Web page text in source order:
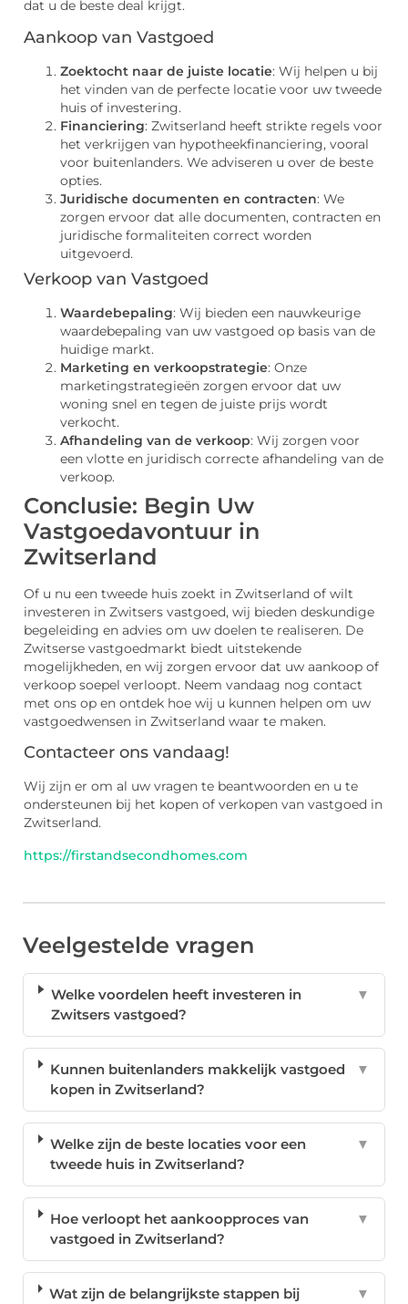
dat u de beste deal krijgt.
Aankoop van Vastgoed
Zoektocht naar de juiste locatie: Wij helpen u bij
het vinden van de perfecte locatie voor uw tweede
huis of investering.
Financiering: Zwitserland heeft strikte regels voor
het verkrijgen van hypotheekfinanciering, vooral
voor buitenlanders. We adviseren u over de beste
opties.
Juridische documenten en contracten: We
zorgen ervoor dat alle documenten, contracten en
juridische formaliteiten correct worden
uitgevoerd.
Verkoop van Vastgoed
Waardebepaling: Wij bieden een nauwkeurige
waardebepaling van uw vastgoed op basis van de
huidige markt.
Marketing en verkoopstrategie: Onze
marketingstrategieën zorgen ervoor dat uw
woning snel en tegen de juiste prijs wordt
verkocht.
Afhandeling van de verkoop: Wij zorgen voor
een vlotte en juridisch correcte afhandeling van de
verkoop.
Conclusie: Begin Uw
Vastgoedavontuur in
Zwitserland
Of u nu een tweede huis zoekt in Zwitserland of wilt
investeren in Zwitsers vastgoed, wij bieden deskundige
begeleiding en advies om uw doelen te realiseren. De
Zwitserse vastgoedmarkt biedt uitstekende
mogelijkheden, en wij zorgen ervoor dat uw aankoop of
verkoop soepel verloopt. Neem vandaag nog contact
met ons op en ontdek hoe wij u kunnen helpen om uw
vastgoedwensen in Zwitserland waar te maken.
Contacteer ons vandaag!
Wij zijn er om al uw vragen te beantwoorden en u te
ondersteunen bij het kopen of verkopen van vastgoed in
Zwitserland.
https://firstandsecondhomes.com
Veelgestelde vragen
Welke voordelen heeft investeren in
Zwitsers vastgoed?
▼
Kunnen buitenlanders makkelijk vastgoed
kopen in Zwitserland?
▼
Welke zijn de beste locaties voor een
tweede huis in Zwitserland?
▼
Hoe verloopt het aankoopproces van
vastgoed in Zwitserland?
▼
Wat zijn de belangrijkste stappen bij
▼